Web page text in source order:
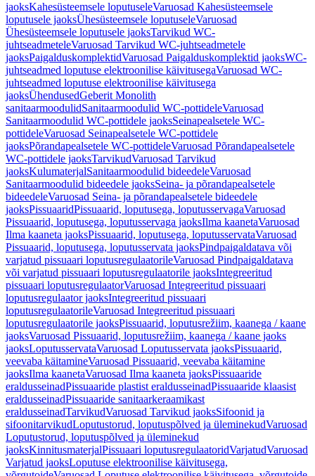
jaoksKahesüsteemsele loputuseleVaruosad Kahesüsteemsele
loputusele jaoksÜhesüsteemsele loputuseleVaruosad
Ühesüsteemsele loputusele jaoksTarvikud WC-
juhtseadmeteleVaruosad Tarvikud WC-juhtseadmetele
jaoksPaigalduskomplektidVaruosad Paigalduskomplektid jaoksWC-
juhtseadmed loputuse elektroonilise käivitusegaVaruosad WC-
juhtseadmed loputuse elektroonilise käivitusega
jaoksÜhendusedGeberit Monolith
sanitaarmoodulidSanitaarmoodulid WC-pottideleVaruosad
Sanitaarmoodulid WC-pottidele jaoksSeinapealsetele WC-
pottideleVaruosad Seinapealsetele WC-pottidele
jaoksPõrandapealsetele WC-pottideleVaruosad Põrandapealsetele
WC-pottidele jaoksTarvikudVaruosad Tarvikud
jaoksKulumaterjalSanitaarmoodulid bideedeleVaruosad
Sanitaarmoodulid bideedele jaoksSeina- ja põrandapealsetele
bideedeleVaruosad Seina- ja põrandapealsetele bideedele
jaoksPissuaaridPissuaarid, loputusega, loputusservagaVaruosad
Pissuaarid, loputusega, loputusservaga jaoksIlma kaanetaVaruosad
Ilma kaaneta jaoksPissuaarid, loputusega, loputusservataVaruosad
Pissuaarid, loputusega, loputusservata jaoksPindpaigaldatava või
varjatud pissuaari loputusregulaatorileVaruosad Pindpaigaldatava
või varjatud pissuaari loputusregulaatorile jaoksIntegreeritud
pissuaari loputusregulaatorVaruosad Integreeritud pissuaari
loputusregulaator jaoksIntegreeritud pissuaari
loputusregulaatorileVaruosad Integreeritud pissuaari
loputusregulaatorile jaoksPissuaarid, loputusrežiim, kaanega / kaane
jaoksVaruosad Pissuaarid, loputusrežiim, kaanega / kaane jaoks
jaoksLoputusservataVaruosad Loputusservata jaoksPissuaarid,
veevaba käitamineVaruosad Pissuaarid, veevaba käitamine
jaoksIlma kaanetaVaruosad Ilma kaaneta jaoksPissuaaride
eraldusseinadPissuaaride plastist eraldusseinadPissuaaride klaasist
eraldusseinadPissuaaride sanitaarkeraamikast
eraldusseinadTarvikudVaruosad Tarvikud jaoksSifoonid ja
sifoonitarvikudLoputustorud, loputuspõlved ja üleminekudVaruosad
Loputustorud, loputuspõlved ja üleminekud
jaoksKinnitusmaterjalPissuaari loputusregulaatoridVarjatudVaruosad
Varjatud jaoksLoputuse elektroonilise käivitusega,